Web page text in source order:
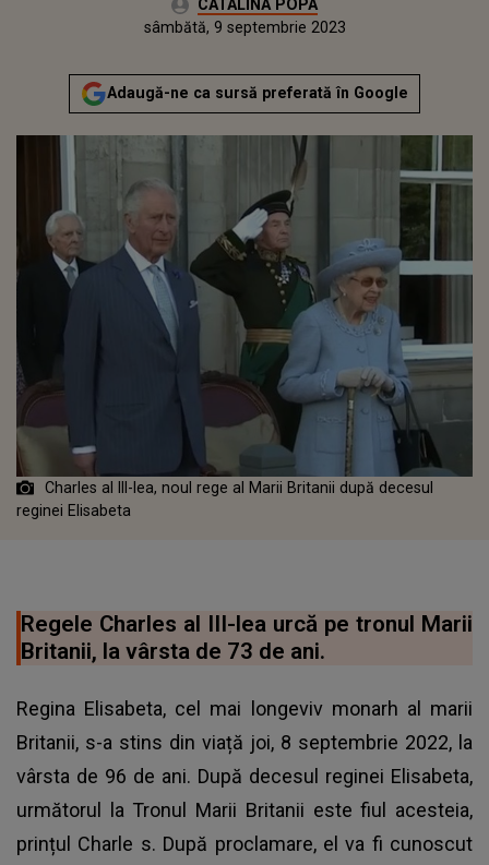
CATALINA POPA
vineri, 9 septembrie 2022
Actualizat:
sâmbătă, 9 septembrie 2023
Adaugă-ne ca sursă preferată în Google
Charles al III-lea, noul rege al Marii Britanii după decesul
reginei Elisabeta
Regele Charles al III-lea urcă pe tronul Marii
Britanii, la vârsta de 73 de ani.
Regina Elisabeta, cel mai longeviv monarh al marii
Britanii, s-a stins din viață joi, 8 septembrie 2022, la
vârsta de 96 de ani. După decesul reginei Elisabeta,
următorul la Tronul Marii Britanii este fiul acesteia,
prințul Charle s. După proclamare, el va fi cunoscut